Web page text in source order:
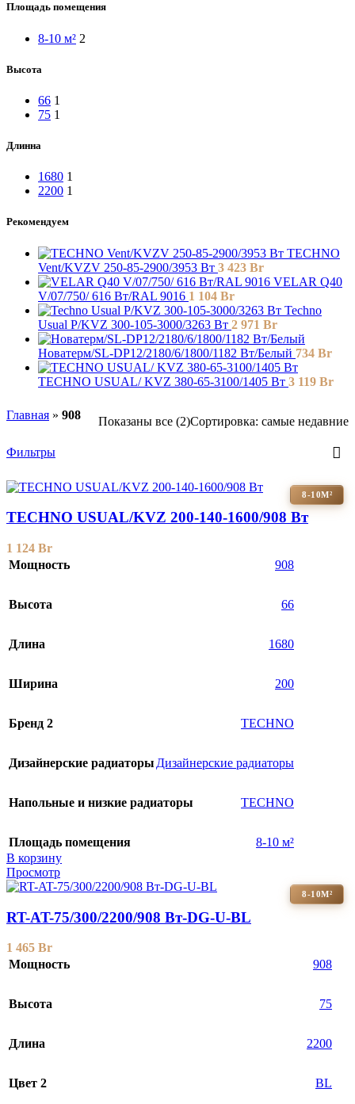
Площадь помещения
8-10 м² 2
Высота
66 1
75 1
Длинна
1680 1
2200 1
Рекомендуем
TECHNO
Vent/KVZV 250-85-2900/3953 Вт 3 423 Br
VELAR Q40
V/07/750/ 616 Bт/RAL 9016 1 104 Br
Techno
Usual P/KVZ 300-105-3000/3263 Вт 2 971 Br
Новатерм/SL-DP12/2180/6/1800/1182 Вт/Белый 734 Br
TECHNO USUAL/ KVZ 380-65-3100/1405 Вт 3 119 Br
Главная » 908 Показаны все (2)Сортировка: самые недавние
Фильтры
8-10М²
TECHNO USUAL/KVZ 200-140-1600/908 Вт
1 124 Br
Мощность
908
Высота 66
Длина 1680
Ширина 200
Бренд 2 TECHNO
Дизайнерские радиаторы Дизайнерские радиаторы
Напольные и низкие радиаторы TECHNO
Площадь помещения
8-10 м²
В корзину
Просмотр
8-10М²
RT-AT-75/300/2200/908 Вт-DG-U-BL
1 465 Br
Мощность
908
Высота 75
Длина 2200
Цвет 2 BL